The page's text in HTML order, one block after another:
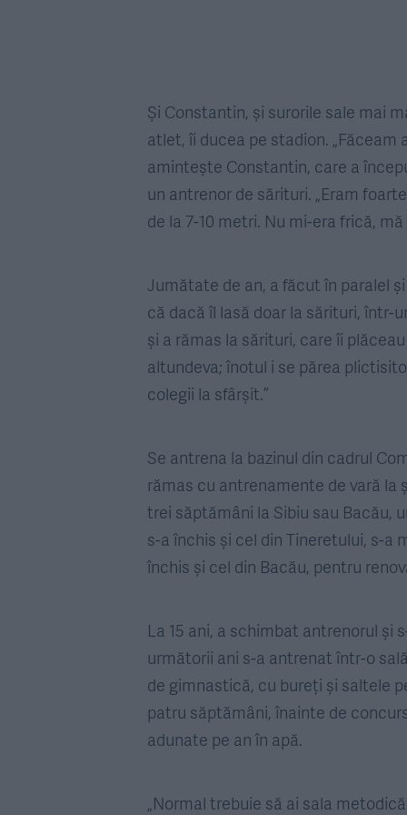
Și Constantin, și surorile sale mai
atlet, îi ducea pe stadion. „Făceam
amintește Constantin, care a
un antrenor de sărituri. „Eram
de la 7-10 metri. Nu mi-era frică,
Jumătate de an, a făcut în paralel
că dacă îl lasă doar la sărituri, într-
și a rămas la sărituri, care îi
altundeva; înotul i se părea
colegii la sfârșit.”
Se antrena la bazinul din cadrul
rămas cu antrenamente de vară
trei săptămâni la Sibiu sau Bacău,
s-a închis și cel din Tineretului, s-a
închis și cel din Bacău, pentru
La 15 ani, a schimbat antrenorul și
următorii ani s-a antrenat într-o
de gimnastică, cu bureți și saltele
patru săptămâni, înainte de
adunate pe an în apă.
„Normal trebuie să ai sala